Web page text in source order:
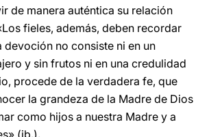
de manera auténtica su relación
fieles, además, deben recordar
devoción no consiste ni en un
y sin frutos ni en una credulidad
procede de la verdadera fe, que
la grandeza de la Madre de Dios
como hijos a nuestra Madre y a
(ib.).